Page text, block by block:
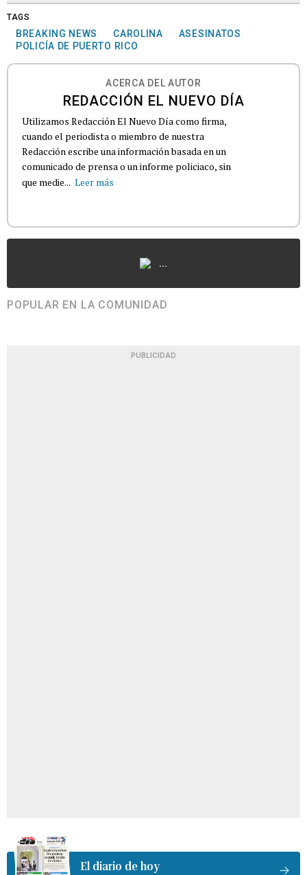
TAGS
BREAKING NEWS CAROLINA
ASESINATOS
POLICÍA DE PUERTO RICO
ACERCA DEL AUTOR
REDACCIÓN EL NUEVO DÍA
Utilizamos Redacción El Nuevo Día como firma,
cuando el periodista o miembro de nuestra
Redacción escribe una información basada en un
comunicado de prensa o un informe policiaco, sin
que medie... Leer más
...
POPULAR EN LA COMUNIDAD
PUBLICIDAD
El diario de hoy